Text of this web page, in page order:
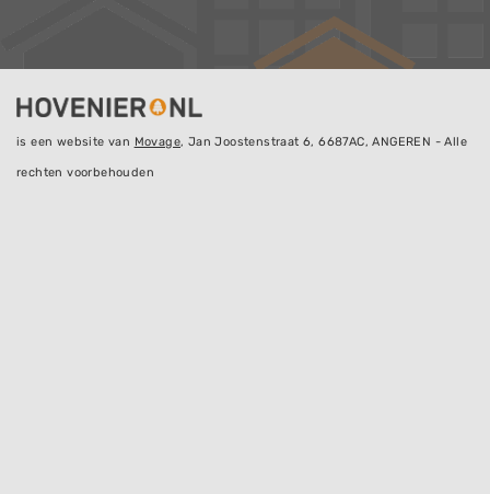
is een website van Movage, Jan Joostenstraat 6, 6687AC, ANGEREN - Alle
rechten voorbehouden